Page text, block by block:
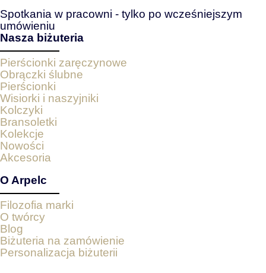
Spotkania w pracowni - tylko po wcześniejszym
umówieniu
Nasza biżuteria
Pierścionki zaręczynowe
Obrączki ślubne
Pierścionki
Wisiorki i naszyjniki
Kolczyki
Bransoletki
Kolekcje
Nowości
Akcesoria
O Arpelc
Filozofia marki
O twórcy
Blog
Biżuteria na zamówienie
Personalizacja biżuterii